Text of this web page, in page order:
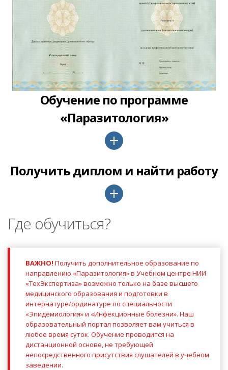
Обучение по программе
«Паразитология»
Получить диплом и найти работу
Где обучиться?
ВАЖНО! Получить дополнительное образование по
направлению «Паразитология» в Учебном центре НИИ
«ТехЭкспертиза» возможно только на базе высшего
медицинского образования и подготовки в
интернатуре/ординатуре по специальности
«Эпидемиология» и «Инфекционные болезни». Наш
образовательный портал позволяет вам учиться в
любое время суток. Обучение проводится на
дистанционной основе, не требующей
непосредственного присутствия слушателей в учебном
заведении.